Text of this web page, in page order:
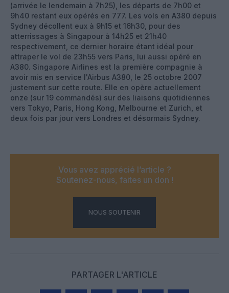
(arrivée le lendemain à 7h25), les départs de 7h00 et
9h40 restant eux opérés en 777. Les vols en A380 depuis
Sydney décollent eux à 9h15 et 16h30, pour des
atterrissages à Singapour à 14h25 et 21h40
respectivement, ce dernier horaire étant idéal pour
attraper le vol de 23h55 vers Paris, lui aussi opéré en
A380. Singapore Airlines est la première compagnie à
avoir mis en service l'Airbus A380, le 25 octobre 2007
justement sur cette route. Elle en opère actuellement
onze (sur 19 commandés) sur des liaisons quotidiennes
vers Tokyo, Paris, Hong Kong, Melbourne et Zurich, et
deux fois par jour vers Londres et désormais Sydney.
Vous avez apprécié l’article ?
Soutenez-nous, faites un don !
NOUS SOUTENIR
PARTAGER L'ARTICLE